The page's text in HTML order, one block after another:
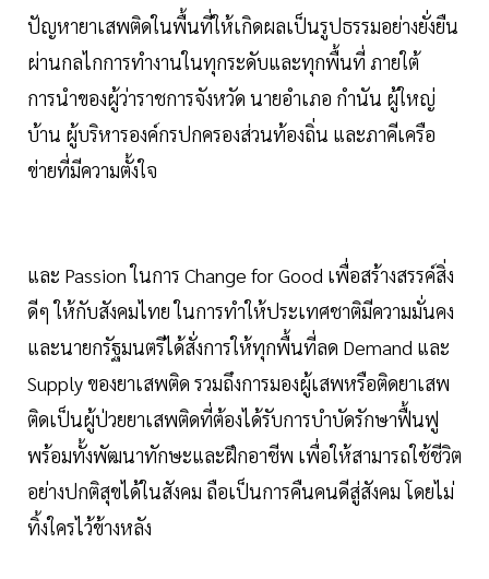
ปัญหายาเสพติดในพื้นที่ให้เกิดผลเป็นรูปธรรมอย่างยั่งยืน
ผ่านกลไกการทำงานในทุกระดับและทุกพื้นที่ ภายใต้
การนำของผู้ว่าราชการจังหวัด นายอำเภอ กำนัน ผู้ใหญ่
บ้าน ผู้บริหารองค์กรปกครองส่วนท้องถิ่น และภาคีเครือ
ข่ายที่มีความตั้งใจ
และ Passion ในการ Change for Good เพื่อสร้างสรรค์สิ่ง
ดีๆ ให้กับสังคมไทย ในการทำให้ประเทศชาติมีความมั่นคง
และนายกรัฐมนตรีได้สั่งการให้ทุกพื้นที่ลด Demand และ
Supply ของยาเสพติด รวมถึงการมองผู้เสพหรือติดยาเสพ
ติดเป็นผู้ป่วยยาเสพติดที่ต้องได้รับการบำบัดรักษาฟื้นฟู
พร้อมทั้งพัฒนาทักษะและฝึกอาชีพ เพื่อให้สามารถใช้ชีวิต
อย่างปกติสุขได้ในสังคม ถือเป็นการคืนคนดีสู่สังคม โดยไม่
ทิ้งใครไว้ข้างหลัง